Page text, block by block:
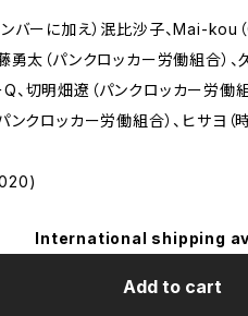
ンバーに加え）泯比沙子、Mai-kou
太（パンクロッカー労働組合）、
、切明畑遼（パンクロッカー労働組
ンクロッカー労働組合）、ヒサヨ（
International shipping
Add to cart